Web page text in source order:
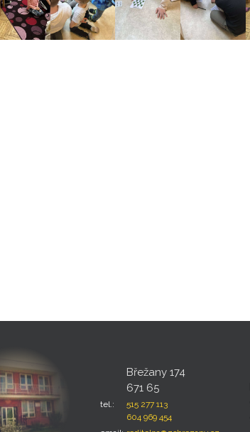
Břežany 174
671 65
tel.:
515 277 113
604 969 454